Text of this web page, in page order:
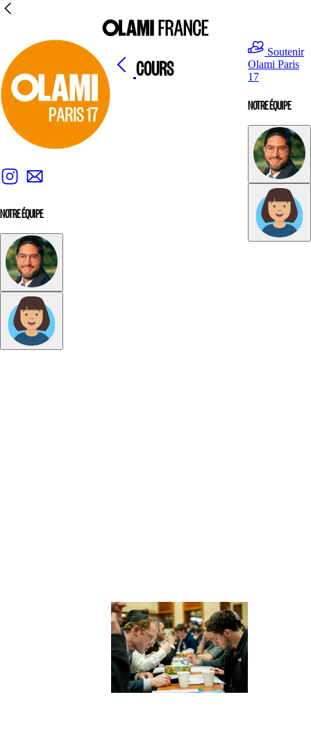
NOTRE ÉQUIPE
COURS
Soutenir
Olami Paris
17
NOTRE ÉQUIPE